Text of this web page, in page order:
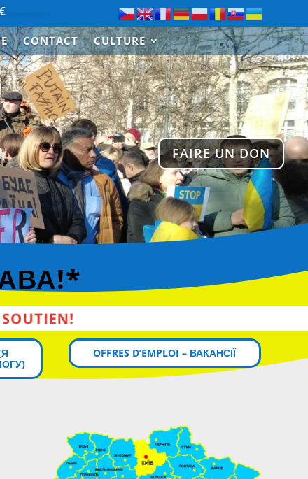
Merci à Paul de Saint-Cloud pour le don de
CONTACT CULTURE
FAIRE UN DON
OFFRES D’EMPLOI – ВАКАНСІЇ